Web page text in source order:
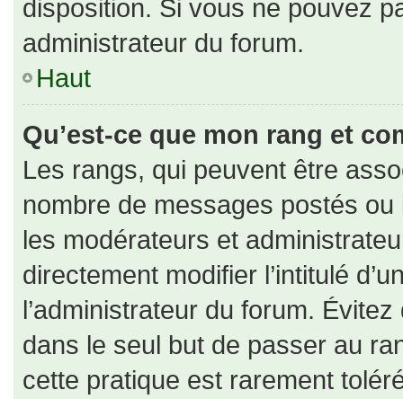
disposition. Si vous ne pouvez
administrateur du forum.
Haut
Qu’est-ce que mon rang et
Les rangs, qui peuvent être
nombre de messages postés
les modérateurs et
directement modifier l’intitulé
l’administrateur du forum.
dans le seul but de passer au
cette pratique est rarement